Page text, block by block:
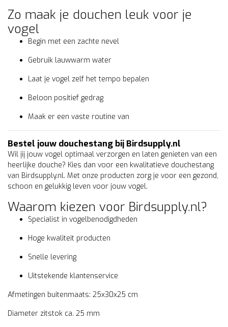
Zo maak je douchen leuk voor je
vogel
Begin met een zachte nevel
Gebruik lauwwarm water
Laat je vogel zelf het tempo bepalen
Beloon positief gedrag
Maak er een vaste routine van
Bestel jouw douchestang bij Birdsupply.nl
Wil jij jouw vogel optimaal verzorgen en laten genieten van een
heerlijke douche? Kies dan voor een kwalitatieve douchestang
van Birdsupply.nl. Met onze producten zorg je voor een gezond,
schoon en gelukkig leven voor jouw vogel.
Waarom kiezen voor Birdsupply.nl?
Specialist in vogelbenodigdheden
Hoge kwaliteit producten
Snelle levering
Uitstekende klantenservice
Afmetingen buitenmaats: 25x30x25 cm
Diameter zitstok ca. 25 mm